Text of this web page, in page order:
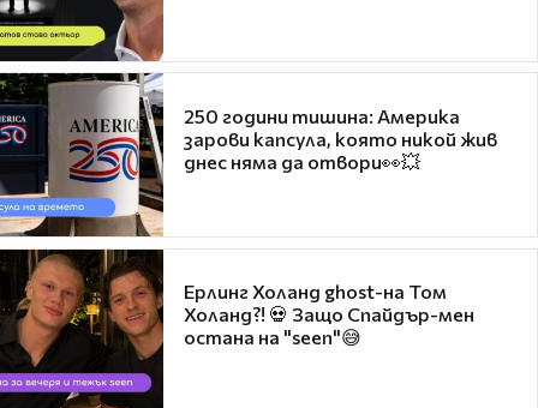
250 години тишина: Америка
зарови капсула, която никой жив
днес няма да отвори👀💥
Ерлинг Холанд ghost-на Том
Холанд?! 💀 Защо Спайдър-мен
остана на "seen"😅